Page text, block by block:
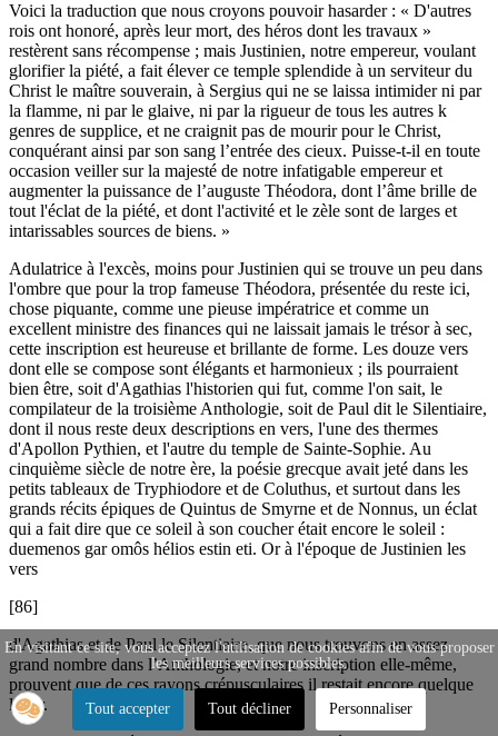
Voici la traduction que nous croyons pouvoir hasarder : « D'autres
rois ont honoré, après leur mort, des héros dont les travaux »
restèrent sans récompense ; mais Justinien, notre empereur, voulant
glorifier la piété, a fait élever ce temple splendide à un serviteur du
Christ le maître souverain, à Sergius qui ne se laissa intimider ni par
la flamme, ni par le glaive, ni par la rigueur de tous les autres k
genres de supplice, et ne craignit pas de mourir pour le Christ,
conquérant ainsi par son sang l’entrée des cieux. Puisse-t-il en toute
occasion veiller sur la majesté de notre infatigable empereur et
augmenter la puissance de l’auguste Théodora, dont l’âme brille de
tout l'éclat de la piété, et dont l'activité et le zèle sont de larges et
intarissables sources de biens. »
Adulatrice à l'excès, moins pour Justinien qui se trouve un peu dans
l'ombre que pour la trop fameuse Théodora, présentée du reste ici,
chose piquante, comme une pieuse impératrice et comme un
excellent ministre des finances qui ne laissait jamais le trésor à sec,
cette inscription est heureuse et brillante de forme. Les douze vers
dont elle se compose sont élégants et harmonieux ; ils pourraient
bien être, soit d'Agathias l'historien qui fut, comme l'on sait, le
compilateur de la troisième Anthologie, soit de Paul dit le Silentiaire,
dont il nous reste deux descriptions en vers, l'une des thermes
d'Apollon Pythien, et l'autre du temple de Sainte-Sophie. Au
cinquième siècle de notre ère, la poésie grecque avait jeté dans les
petits tableaux de Tryphiodore et de Coluthus, et surtout dans les
grands récits épiques de Quintus de Smyrne et de Nonnus, un éclat
qui a fait dire que ce soleil à son coucher était encore le soleil :
duemenos gar omôs hélios estin eti. Or à l'époque de Justinien les
vers
[86]
d'Agathias et de Paul le Silentiaire, que nous trouvons en assez
grand nombre dans l’Anthologie, et notre inscription elle-même,
prouvent que de ces rayons crépusculaires il restait encore quelque
lueur.
En visitant ce site, vous acceptez l'utilisation de cookies afin de vous proposer
les meilleurs services possibles.
Tout accepter Tout décliner Personnaliser